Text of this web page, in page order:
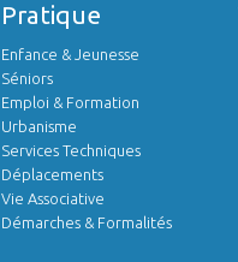
Pratique
Enfance & Jeunesse
Séniors
Emploi & Formation
Urbanisme
Services Techniques
Déplacements
Vie Associative
Démarches & Formalités